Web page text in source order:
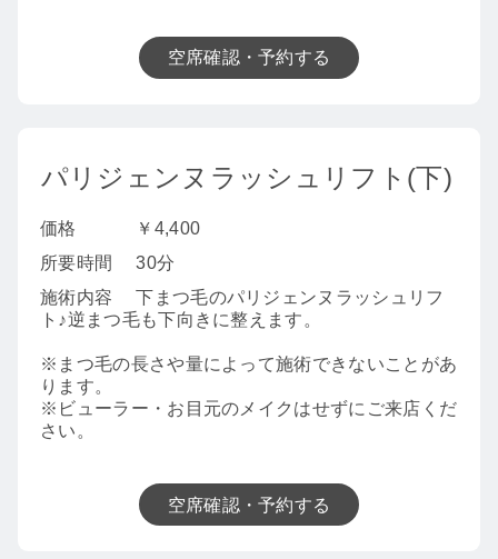
空席確認・予約する
パリジェンヌラッシュリフト(下)
価格
￥4,400
所要時間
30分
施術内容
下まつ毛のパリジェンヌラッシュリフ
ト♪逆まつ毛も下向きに整えます。
※まつ毛の長さや量によって施術できないことがあ
ります。
※ビューラー・お目元のメイクはせずにご来店くだ
さい。
空席確認・予約する